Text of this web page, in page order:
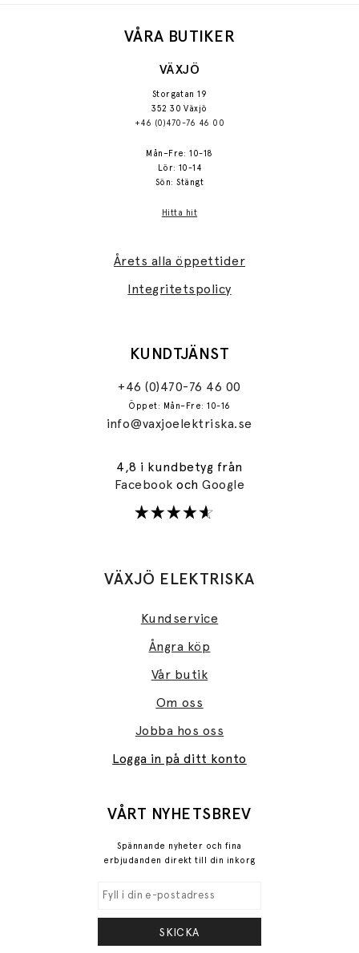
VÅRA BUTIKER
VÄXJÖ
Storgatan 19
352 30 Växjö
+46 (0)470-76 46 00
Mån–Fre: 10-18
Lör: 10-14
Sön: Stängt
Hitta hit
Årets alla öppettider
Integritetspolicy
KUNDTJÄNST
+46 (0)470-76 46 00
Öppet: Mån–Fre: 10-16
info@vaxjoelektriska.se
4,8 i kundbetyg från
FacebookochGoogle
VÄXJÖ ELEKTRISKA
Kundservice
Ångra köp
Vår butik
Om oss
Jobba hos oss
Logga in på ditt konto
VÅRT NYHETSBREV
Spännande nyheter och fina
erbjudanden direkt till din inkorg
SKICKA